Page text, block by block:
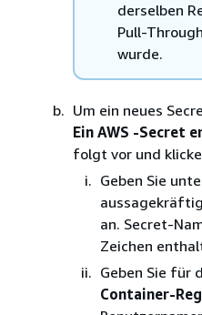
derselben
Pull-
wurde.
Um ein neues
Ein AWS -Secret
folgt vor und
Geben Sie
an. Secret-
Zeichen
Geben Sie für
Container-